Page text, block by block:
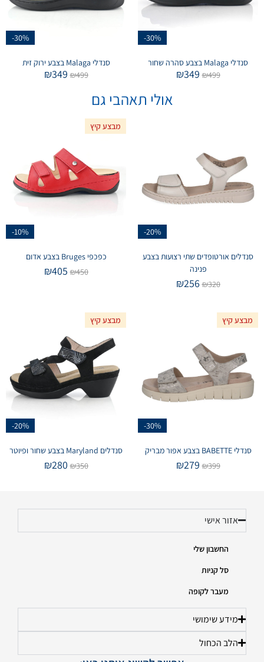
-30%
סנדלי Malaga בצבע סהרה שחור
₪499
₪349
-30%
סנדלי Malaga בצבע ירוק זית
₪499
₪349
אולי תאהבי גם
-20%
סנדלים אורטופדים שתי רצועות בצבע
פנינה
₪320
₪256
מבצע קיץ
-10%
כפכפי Bruges בצבע אדום
₪450
₪405
מבצע קיץ
-30%
סנדלי BABETTE בצבע אפור מבריק
₪399
₪279
מבצע קיץ
-20%
סנדלים Maryland בצבע שחור ופיוטר
₪350
₪280
אזור אישי
החשבון שלי
סל קניות
מעבר לקופה
מידע שימושי
הלב הכחול